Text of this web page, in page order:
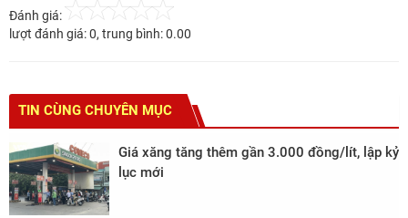
Đánh giá:
lượt đánh giá:0, trung bình:0.00
TIN CÙNG CHUYÊN MỤC
Giá xăng tăng thêm gần 3.000 đồng/lít, lập kỷ
lục mới